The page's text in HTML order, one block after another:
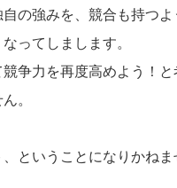
の強みを、競合も持つ
ってしまします。
争力を再度高めよう！と
。
ということになりかねま